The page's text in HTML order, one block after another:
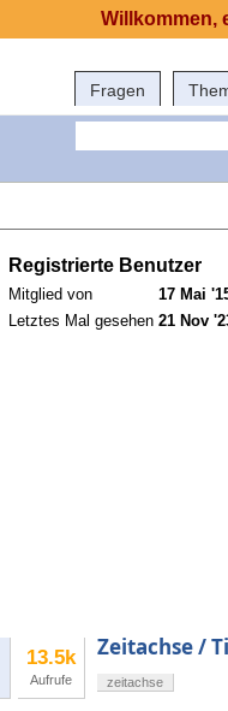
Fragen
Registrierte Benutzer
Mitglied von
17 Mai
Letztes Mal gesehen 21 Nov
13.5k
Aufrufe
Zeitachse /
zeitachse
Willkommen,